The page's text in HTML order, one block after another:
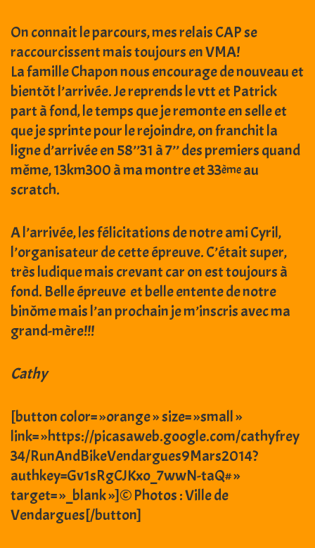
On connait le parcours, mes relais CAP se
raccourcissent mais toujours en VMA!
La famille Chapon nous encourage de nouveau et
bientôt l’arrivée. Je reprends le vtt et Patrick
part à fond, le temps que je remonte en selle et
que je sprinte pour le rejoindre, on franchit la
ligne d’arrivée en 58’’31 à 7’’ des premiers quand
même, 13km300 à ma montre et 33èmeau
scratch.
A l’arrivée, les félicitations de notre ami Cyril,
l’organisateur de cette épreuve. C’était super,
très ludique mais crevant car on est toujours à
fond. Belle épreuve et belle entente de notre
binôme mais l’an prochain je m’inscris avec ma
grand-mère!!!
Cathy
[button color= »orange » size= »small »
link= »https://picasaweb.google.com/cathyfrey
34/RunAndBikeVendargues9Mars2014?
authkey=Gv1sRgCJKxo_7wwN-taQ# »
target= »_blank »]© Photos : Ville de
Vendargues[/button]